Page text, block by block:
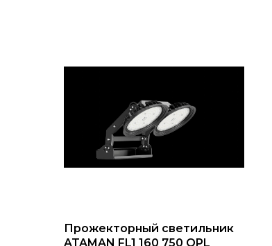
Прожекторный светильник
ATAMAN FL1 160 750 OPL